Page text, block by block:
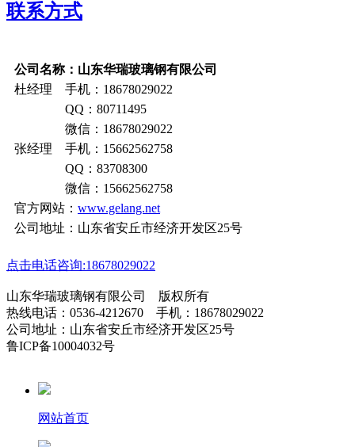
联系方式
公司名称：山东华瑞玻璃钢有限公司
杜经理 手机：18678029022
QQ：80711495
微信：18678029022
张经理 手机：15662562758
QQ：83708300
微信：15662562758
官方网站： www.gelang.net
公司地址：山东省安丘市经济开发区25号
点击电话咨询:18678029022
山东华瑞玻璃钢有限公司 版权所有
热线电话：0536-4212670 手机：18678029022
公司地址：山东省安丘市经济开发区25号
鲁ICP备10004032号
网站首页